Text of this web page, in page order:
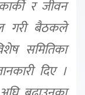
र जीवन
गरी बैठकले
समितिका
दिए ।